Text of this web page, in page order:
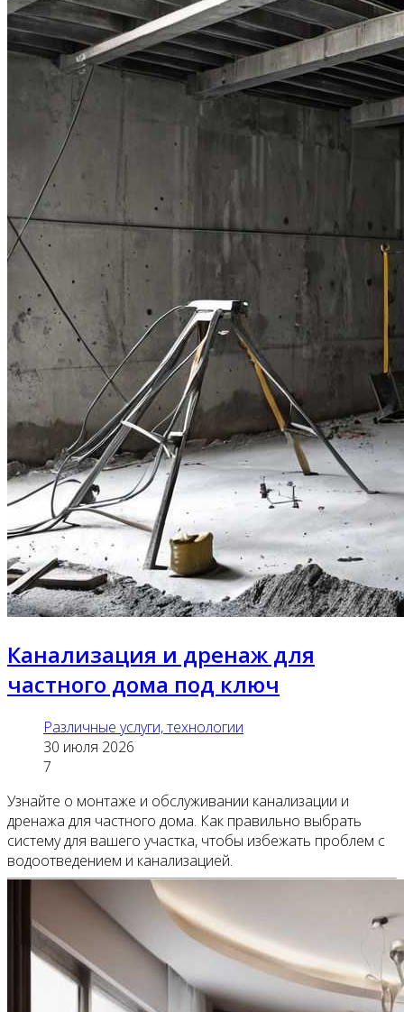
Канализация и дренаж для
частного дома под ключ
Различные услуги, технологии
30 июля 2026
7
Узнайте о монтаже и обслуживании канализации и
дренажа для частного дома. Как правильно выбрать
систему для вашего участка, чтобы избежать проблем с
водоотведением и канализацией.